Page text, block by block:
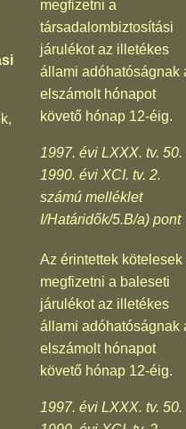
megfizetni a
társadalombiztosítási
járulékot az illetékes
állami adóhatóságnak
elszámolt hónapot
követő hónap 12-éig.
1997. évi LXXX. tv. 50.
1990. évi XCI. tv. 2.
számú melléklet
I/Határidők/5.B/a) pont
Az érintettek kötelesek
megfizetni a baleseti
járulékot az illetékes
állami adóhatóságnak
elszámolt hónapot
követő hónap 12-éig.
1997. évi LXXX. tv. 50.